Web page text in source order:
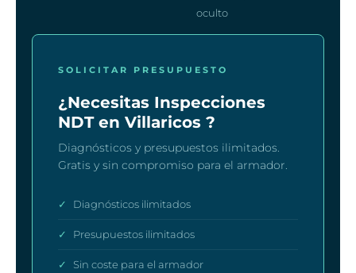
oculto
SOLICITAR PRESUPUESTO
¿Necesitas Inspecciones
NDT en Villaricos ?
Diagnósticos y presupuestos ilimitados.
Gratis y sin compromiso para el armador.
✓ Diagnósticos ilimitados
✓ Presupuestos ilimitados
✓ Sin coste para el armador